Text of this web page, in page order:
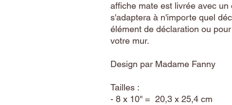
affiche mate est livrée avec
s'adaptera à n'importe quel
élément de déclaration ou
votre mur.
Design par Madame Fanny
Tailles :
- 8 x 10'' =  20,3 x 25,4 cm